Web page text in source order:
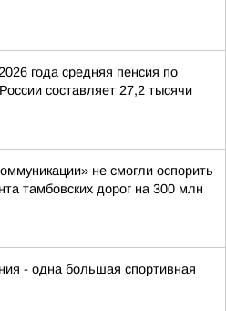
года средняя пенсия по
составляет 27,2 тысячи
не смогли оспорить
тамбовских дорог на 300 млн
- одна большая спортивная